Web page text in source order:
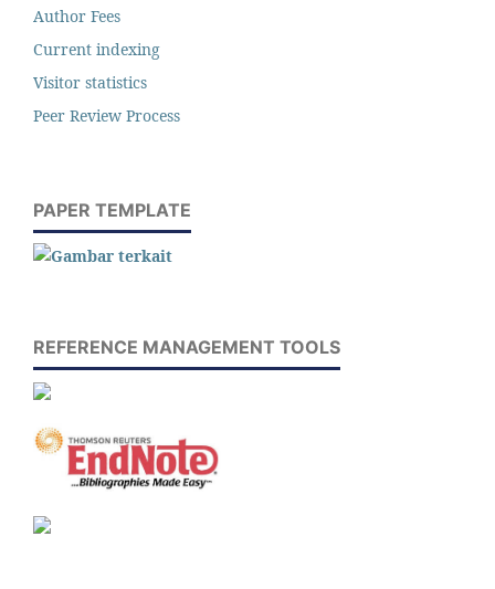
Author Fees
Current indexing
Visitor statistics
Peer Review Process
PAPER TEMPLATE
REFERENCE MANAGEMENT TOOLS